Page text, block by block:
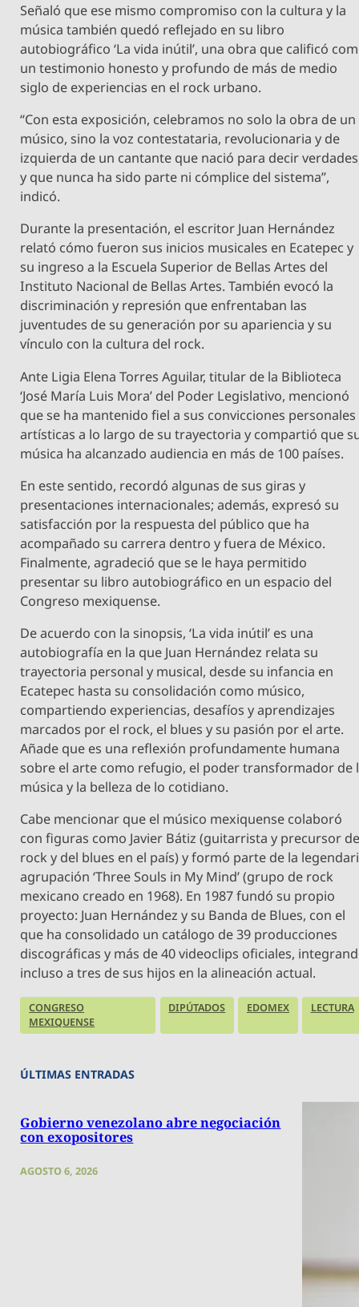
Señaló que ese mismo compromiso con la cultura y la
música también quedó reflejado en su libro
autobiográfico ‘La vida inútil’, una obra que calificó
un testimonio honesto y profundo de más de medio
siglo de experiencias en el rock urbano.
“Con esta exposición, celebramos no solo la obra de un
músico, sino la voz contestataria, revolucionaria y de
izquierda de un cantante que nació para decir
y que nunca ha sido parte ni cómplice del sistema”,
indicó.
Durante la presentación, el escritor Juan Hernández
relató cómo fueron sus inicios musicales en Ecatepec y
su ingreso a la Escuela Superior de Bellas Artes del
Instituto Nacional de Bellas Artes. También evocó la
discriminación y represión que enfrentaban las
juventudes de su generación por su apariencia y su
vínculo con la cultura del rock.
Ante Ligia Elena Torres Aguilar, titular de la Biblioteca
‘José María Luis Mora’ del Poder Legislativo, mencionó
que se ha mantenido fiel a sus convicciones personales
artísticas a lo largo de su trayectoria y compartió que
música ha alcanzado audiencia en más de 100 países.
En este sentido, recordó algunas de sus giras y
presentaciones internacionales; además, expresó su
satisfacción por la respuesta del público que ha
acompañado su carrera dentro y fuera de México.
Finalmente, agradeció que se le haya permitido
presentar su libro autobiográfico en un espacio del
Congreso mexiquense.
De acuerdo con la sinopsis, ‘La vida inútil’ es una
autobiografía en la que Juan Hernández relata su
trayectoria personal y musical, desde su infancia en
Ecatepec hasta su consolidación como músico,
compartiendo experiencias, desafíos y aprendizajes
marcados por el rock, el blues y su pasión por el arte.
Añade que es una reflexión profundamente humana
sobre el arte como refugio, el poder transformador de
música y la belleza de lo cotidiano.
Cabe mencionar que el músico mexiquense colaboró
con figuras como Javier Bátiz (guitarrista y precursor
rock y del blues en el país) y formó parte de la
agrupación ‘Three Souls in My Mind’ (grupo de rock
mexicano creado en 1968). En 1987 fundó su propio
proyecto: Juan Hernández y su Banda de Blues, con el
que ha consolidado un catálogo de 39 producciones
discográficas y más de 40 videoclips oficiales,
incluso a tres de sus hijos en la alineación actual.
CONGRESO
MEXIQUENSE
DIPÚTADOS EDOMEX LECTURA
ÚLTIMAS ENTRADAS
Gobierno venezolano abre negociación
con exopositores
AGOSTO 6, 2026